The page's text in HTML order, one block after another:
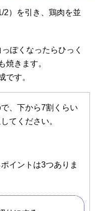
焼きます。
です。
、下から7割くらい
てください。
イントは3つありま